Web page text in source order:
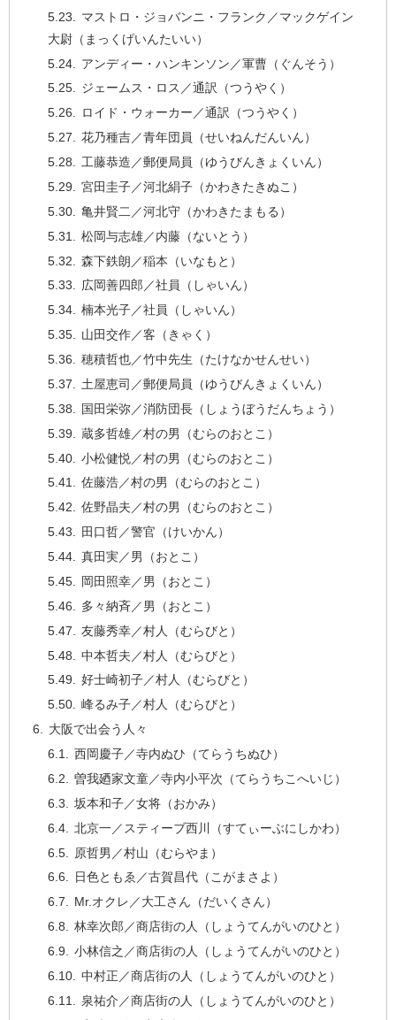
マストロ・ジョバンニ・フランク／マックゲイン
大尉（まっくげいんたいい）
アンディー・ハンキンソン／軍曹（ぐんそう）
ジェームス・ロス／通訳（つうやく）
ロイド・ウォーカー／通訳（つうやく）
花乃種吉／青年団員（せいねんだんいん）
工藤恭造／郵便局員（ゆうびんきょくいん）
宮田圭子／河北絹子（かわきたきぬこ）
亀井賢二／河北守（かわきたまもる）
松岡与志雄／内藤（ないとう）
森下鉄朗／稲本（いなもと）
広岡善四郎／社員（しゃいん）
楠本光子／社員（しゃいん）
山田交作／客（きゃく）
穂積哲也／竹中先生（たけなかせんせい）
土屋恵司／郵便局員（ゆうびんきょくいん）
国田栄弥／消防団長（しょうぼうだんちょう）
蔵多哲雄／村の男（むらのおとこ）
小松健悦／村の男（むらのおとこ）
佐藤浩／村の男（むらのおとこ）
佐野晶夫／村の男（むらのおとこ）
田口哲／警官（けいかん）
真田実／男（おとこ）
岡田照幸／男（おとこ）
多々納斉／男（おとこ）
友藤秀幸／村人（むらびと）
中本哲夫／村人（むらびと）
好士崎初子／村人（むらびと）
峰るみ子／村人（むらびと）
大阪で出会う人々
西岡慶子／寺内ぬひ（てらうちぬひ）
曽我廼家文童／寺内小平次（てらうちこへいじ）
坂本和子／女将（おかみ）
北京一／スティーブ西川（すてぃーぶにしかわ）
原哲男／村山（むらやま）
日色ともゑ／古賀昌代（こがまさよ）
Mr.オクレ／大工さん（だいくさん）
林幸次郎／商店街の人（しょうてんがいのひと）
小林信之／商店街の人（しょうてんがいのひと）
中村正／商店街の人（しょうてんがいのひと）
泉祐介／商店街の人（しょうてんがいのひと）